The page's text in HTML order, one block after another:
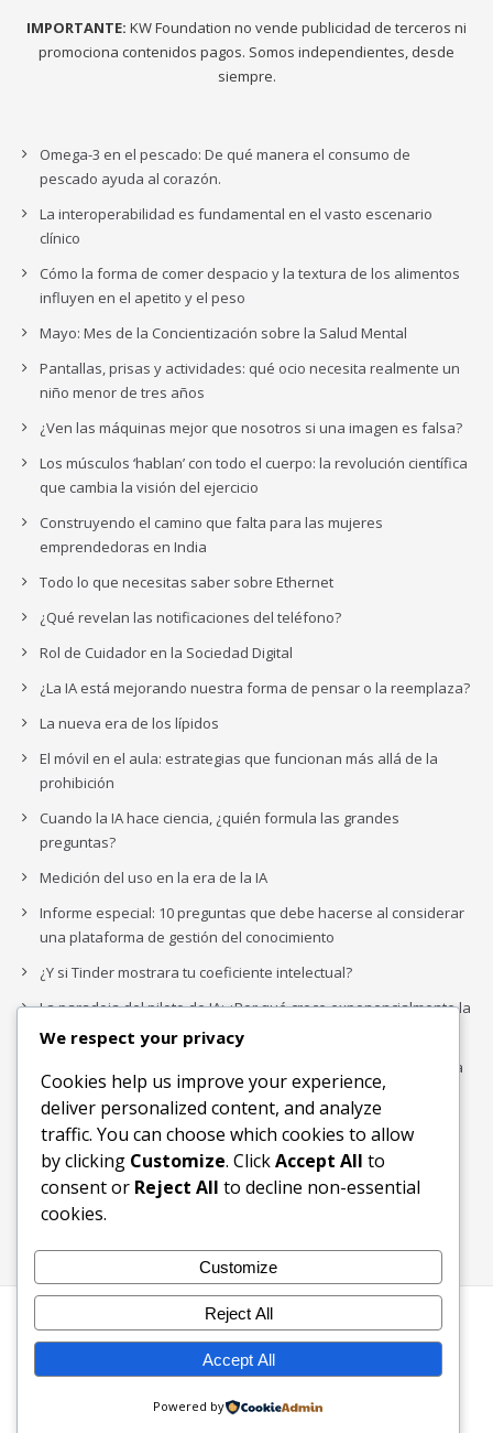
IMPORTANTE: KW Foundation no vende publicidad de terceros ni
promociona contenidos pagos. Somos independientes, desde
siempre.
Omega-3 en el pescado: De qué manera el consumo de
pescado ayuda al corazón.
La interoperabilidad es fundamental en el vasto escenario
clínico
Cómo la forma de comer despacio y la textura de los alimentos
influyen en el apetito y el peso
Mayo: Mes de la Concientización sobre la Salud Mental
Pantallas, prisas y actividades: qué ocio necesita realmente un
niño menor de tres años
¿Ven las máquinas mejor que nosotros si una imagen es falsa?
Los músculos ‘hablan’ con todo el cuerpo: la revolución científica
que cambia la visión del ejercicio
Construyendo el camino que falta para las mujeres
emprendedoras en India
Todo lo que necesitas saber sobre Ethernet
¿Qué revelan las notificaciones del teléfono?
Rol de Cuidador en la Sociedad Digital
¿La IA está mejorando nuestra forma de pensar o la reemplaza?
La nueva era de los lípidos
El móvil en el aula: estrategias que funcionan más allá de la
prohibición
Cuando la IA hace ciencia, ¿quién formula las grandes
preguntas?
Medición del uso en la era de la IA
Informe especial: 10 preguntas que debe hacerse al considerar
una plataforma de gestión del conocimiento
¿Y si Tinder mostrara tu coeficiente intelectual?
La paradoja del piloto de IA: ¿Por qué crece exponencialmente la
complejidad de la IA empresarial?
Los organigramas de marketing se crearon para los canales. La
IA acaba de dejarlos obsoletos.
Buscar
Buscar
Inicio Blog
Bloques Temáticos
Contactos
We respect your privacy
Cookies help us improve your experience,
deliver personalized content, and analyze
traffic. You can choose which cookies to allow
by clicking Customize. ClickAccept All to
consent or Reject All to decline non-essential
cookies.
Customize
Reject All
Accept All
Powered by